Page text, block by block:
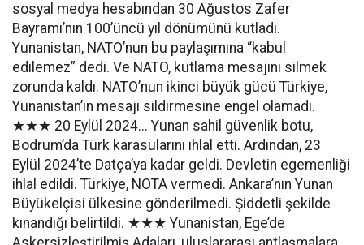
sosyal medya hesabından 30 Ağustos Zafer
Bayramı’nın 100’üncü yıl dönümünü kutladı.
Yunanistan, NATO’nun bu paylaşımına “kabul
edilemez” dedi. Ve NATO, kutlama mesajını silmek
zorunda kaldı. NATO’nun ikinci büyük gücü Türkiye,
Yunanistan’ın mesajı sildirmesine engel olamadı.
★★★ 20 Eylül 2024... Yunan sahil güvenlik botu,
Bodrum’da Türk karasularını ihlal etti. Ardından, 23
Eylül 2024’te Datça’ya kadar geldi. Devletin egemenliği
ihlal edildi. Türkiye, NOTA vermedi. Ankara’nın Yunan
Büyükelçisi ülkesine gönderilmedi. Şiddetli şekilde
kınandığı belirtildi. ★★★ Yunanistan, Ege’de